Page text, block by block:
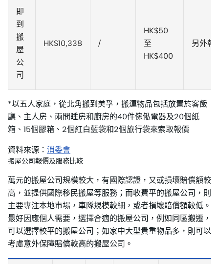
即
到
搬
屋
公
司
HK$10,338 /
HK$50
至
HK$400
另外報
*以五人家庭，從北角搬到美孚，搬運物品包括放置於客飯
廳、主人房、兩間睡房和廚房的40件傢俬電器及20個紙
箱、15個膠箱、2個紅白藍袋和2個旅行袋來索取報價
資料來源： 消委會
搬屋公司報價及服務比較
萬元的搬屋公司規模較大，有國際認證，又或損壞賠償額較
高，並提供國際移民搬屋等服務；而收費平的搬屋公司，則
主要專注本地市場，車隊規模較細，或者損壞賠償額較低。
最好因應個人需要，選擇合適的搬屋公司，例如同區搬遷，
可以選擇較平的搬屋公司；如家中大型貴重物品多，則可以
考慮意外保障賠償較高的搬屋公司。